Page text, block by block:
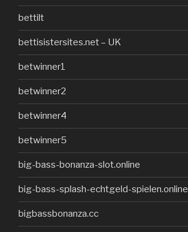
bettilt
bettisistersites.net – UK
betwinner1
betwinner2
betwinner4
betwinner5
big-bass-bonanza-slot.online
big-bass-splash-echtgeld-spielen.online
bigbassbonanza.cc